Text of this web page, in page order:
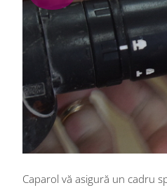
Caparol vă asigură un cadru